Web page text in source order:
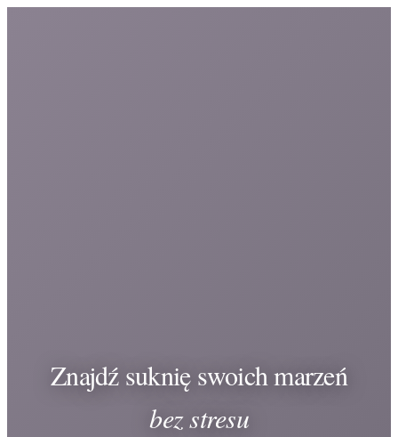
Znajdź suknię swoich marzeń
bez stresu